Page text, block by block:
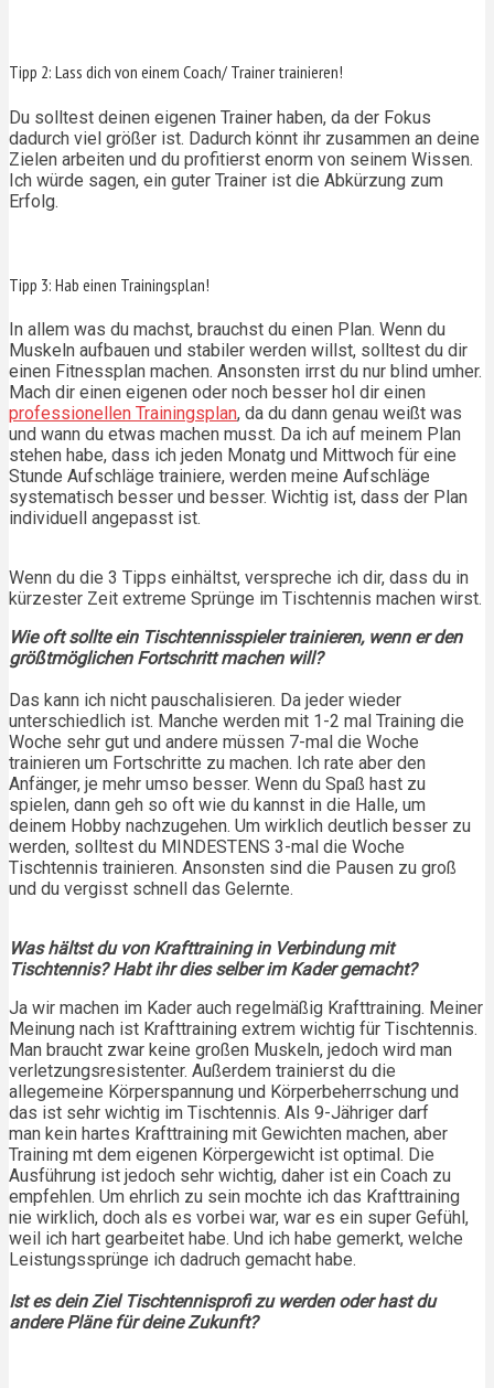
Tipp 2: Lass dich von einem Coach/ Trainer trainieren!
Du solltest deinen eigenen Trainer haben, da der Fokus
dadurch viel größer ist. Dadurch könnt ihr zusammen an deine
Zielen arbeiten und du profitierst enorm von seinem Wissen.
Ich würde sagen, ein guter Trainer ist die Abkürzung zum
Erfolg.
Tipp 3: Hab einen Trainingsplan!
In allem was du machst, brauchst du einen Plan. Wenn du
Muskeln aufbauen und stabiler werden willst, solltest du dir
einen Fitnessplan machen. Ansonsten irrst du nur blind umher.
Mach dir einen eigenen oder noch besser hol dir einen
professionellen Trainingsplan, da du dann genau weißt was
und wann du etwas machen musst. Da ich auf meinem Plan
stehen habe, dass ich jeden Monatg und Mittwoch für eine
Stunde Aufschläge trainiere, werden meine Aufschläge
systematisch besser und besser. Wichtig ist, dass der Plan
individuell angepasst ist.
Wenn du die 3 Tipps einhältst, verspreche ich dir, dass du in
kürzester Zeit extreme Sprünge im Tischtennis machen wirst.
Wie oft sollte ein Tischtennisspieler trainieren, wenn er den
größtmöglichen Fortschritt machen will?
Das kann ich nicht pauschalisieren. Da jeder wieder
unterschiedlich ist. Manche werden mit 1-2 mal Training die
Woche sehr gut und andere müssen 7-mal die Woche
trainieren um Fortschritte zu machen. Ich rate aber den
Anfänger, je mehr umso besser. Wenn du Spaß hast zu
spielen, dann geh so oft wie du kannst in die Halle, um
deinem Hobby nachzugehen. Um wirklich deutlich besser zu
werden, solltest du MINDESTENS 3-mal die Woche
Tischtennis trainieren. Ansonsten sind die Pausen zu groß
und du vergisst schnell das Gelernte.
Was hältst du von Krafttraining in Verbindung mit
Tischtennis? Habt ihr dies selber im Kader gemacht?
Ja wir machen im Kader auch regelmäßig Krafttraining. Meiner
Meinung nach ist Krafttraining extrem wichtig für Tischtennis.
Man braucht zwar keine großen Muskeln, jedoch wird man
verletzungsresistenter. Außerdem trainierst du die
allegemeine Körperspannung und Körperbeherrschung und
das ist sehr wichtig im Tischtennis. Als 9-Jähriger darf
man kein hartes Krafttraining mit Gewichten machen, aber
Training mt dem eigenen Körpergewicht ist optimal. Die
Ausführung ist jedoch sehr wichtig, daher ist ein Coach zu
empfehlen. Um ehrlich zu sein mochte ich das Krafttraining
nie wirklich, doch als es vorbei war, war es ein super Gefühl,
weil ich hart gearbeitet habe. Und ich habe gemerkt, welche
Leistungssprünge ich dadruch gemacht habe.
Ist es dein Ziel Tischtennisprofi zu werden oder hast du
andere Pläne für deine Zukunft?